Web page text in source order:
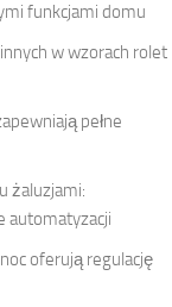
funkcjami domu
w wzorach rolet
pełne
żaluzjami:
automatyzacji
oferują regulację